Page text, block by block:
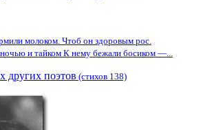
молоком. Чтоб он здоровым рос.
и тайком К нему бежали босиком —...
других поэтов (стихов 138)